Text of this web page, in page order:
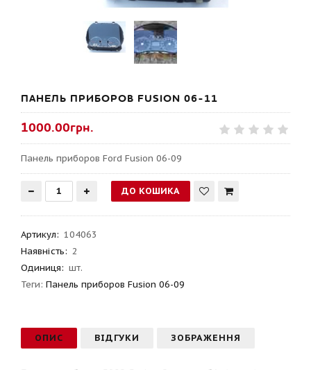
ПАНЕЛЬ ПРИБОРОВ FUSION 06-11
1000.00грн.
Панель приборов Ford Fusion 06-09
Артикул: 104063
Наявність: 2
Одиниця: шт.
Теги: Панель приборов Fusion 06-09
ОПИС ВІДГУКИ ЗОБРАЖЕННЯ